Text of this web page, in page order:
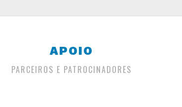
APOIO
PARCEIROS E PATROCINADORES